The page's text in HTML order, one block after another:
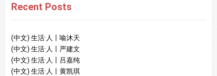
Recent Posts
(中文) 生活·人丨喻沐天
(中文) 生活·人丨严建文
(中文) 生活·人丨吕嘉纯
(中文) 生活·人丨黄凯琪